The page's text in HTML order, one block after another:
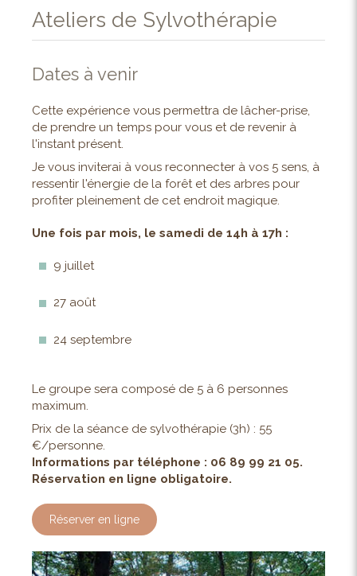
Ateliers de Sylvothérapie
Dates à venir
Cette expérience vous permettra de lâcher-prise,
de prendre un temps pour vous et de revenir à
l'instant présent.
Je vous inviterai à vous reconnecter à vos 5 sens, à
ressentir l'énergie de la forêt et des arbres pour
profiter pleinement de cet endroit magique.
Une fois par mois, le samedi de 14h à 17h :
9 juillet
27 août
24 septembre
Le groupe sera composé de 5 à 6 personnes
maximum.
Prix de la séance de sylvothérapie (3h) : 55
€/personne.
Informations par téléphone : 06 89 99 21 05.
Réservation en ligne obligatoire.
Réserver en ligne